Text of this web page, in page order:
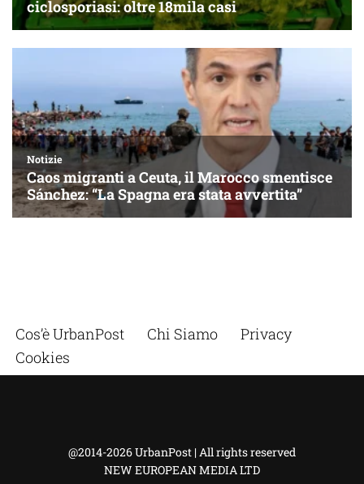
Cos’è UrbanPost Chi Siamo
Privacy
Cookies
@2014-2026 UrbanPost | All rights reserved
NEW EUROPEAN MEDIA LTD